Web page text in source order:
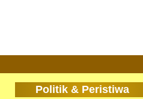
Politik & Peristiwa